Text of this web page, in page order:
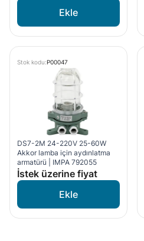
Stok kodu:P00047
DS7-2M 24-220V 25-60W
Akkor lamba için aydınlatma
armatürü | IMPA 792055
İstek üzerine fiyat